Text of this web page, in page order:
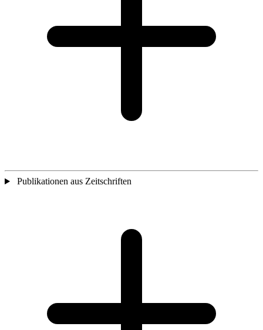
Publikationen aus Zeitschriften